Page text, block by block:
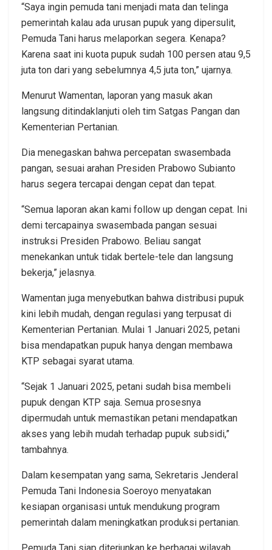
“Saya ingin pemuda tani menjadi mata dan telinga
pemerintah kalau ada urusan pupuk yang dipersulit,
Pemuda Tani harus melaporkan segera. Kenapa?
Karena saat ini kuota pupuk sudah 100 persen atau 9,5
juta ton dari yang sebelumnya 4,5 juta ton,” ujarnya.
Menurut Wamentan, laporan yang masuk akan
langsung ditindaklanjuti oleh tim Satgas Pangan dan
Kementerian Pertanian.
Dia menegaskan bahwa percepatan swasembada
pangan, sesuai arahan Presiden Prabowo Subianto
harus segera tercapai dengan cepat dan tepat.
“Semua laporan akan kami follow up dengan cepat. Ini
demi tercapainya swasembada pangan sesuai
instruksi Presiden Prabowo. Beliau sangat
menekankan untuk tidak bertele-tele dan langsung
bekerja,” jelasnya.
Wamentan juga menyebutkan bahwa distribusi pupuk
kini lebih mudah, dengan regulasi yang terpusat di
Kementerian Pertanian. Mulai 1 Januari 2025, petani
bisa mendapatkan pupuk hanya dengan membawa
KTP sebagai syarat utama.
“Sejak 1 Januari 2025, petani sudah bisa membeli
pupuk dengan KTP saja. Semua prosesnya
dipermudah untuk memastikan petani mendapatkan
akses yang lebih mudah terhadap pupuk subsidi,”
tambahnya.
Dalam kesempatan yang sama, Sekretaris Jenderal
Pemuda Tani Indonesia Soeroyo menyatakan
kesiapan organisasi untuk mendukung program
pemerintah dalam meningkatkan produksi pertanian.